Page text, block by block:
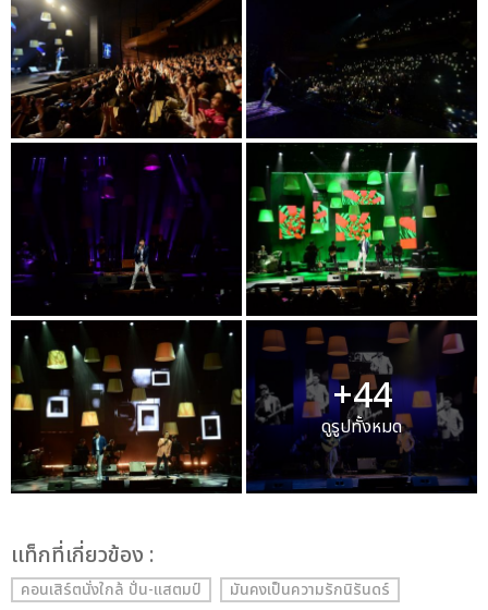
+44
ดูรูปทั้งหมด
เเท็กที่เกี่ยวข้อง :
คอนเสิร์ตนั่งใกล้ ปั่น-แสตมป์
มันคงเป็นความรักนิรันดร์